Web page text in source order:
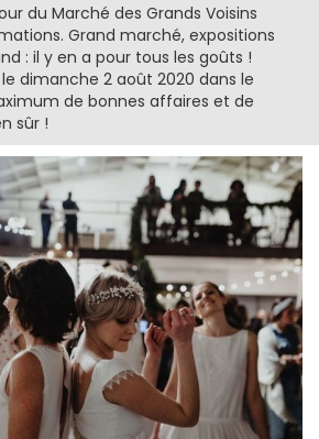
du Marché des Grands Voisins
Grand marché, expositions
: il y en a pour tous les goûts !
dimanche 2 août 2020 dans le
de bonnes affaires et de
sûr !